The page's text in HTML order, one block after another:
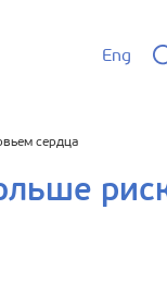
Eng
сердца